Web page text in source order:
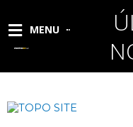
MENU